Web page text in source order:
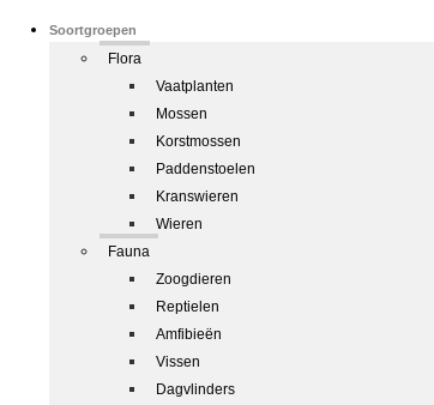
Soortgroepen
Flora
Vaatplanten
Mossen
Korstmossen
Paddenstoelen
Kranswieren
Wieren
Fauna
Zoogdieren
Reptielen
Amfibieën
Vissen
Dagvlinders